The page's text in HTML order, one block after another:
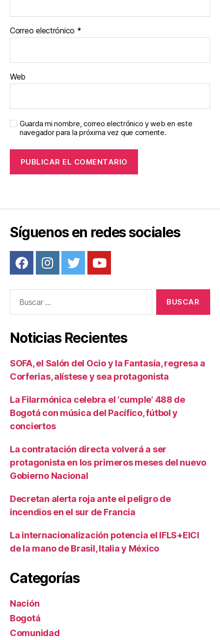
Correo electrónico *
Web
Guarda mi nombre, correo electrónico y web en este
navegador para la próxima vez que comente.
Síguenos en redes sociales
Noticias Recientes
SOFA, el Salón del Ocio y la Fantasía, regresa a
Corferias, alístese y sea protagonista
La Filarmónica celebra el ‘cumple’ 488 de
Bogotá con música del Pacífico, fútbol y
conciertos
La contratación directa volverá a ser
protagonista en los primeros meses del nuevo
Gobierno Nacional
Decretan alerta roja ante el peligro de
incendios en el sur de Francia
La internacionalización potencia el IFLS+EICI
de la mano de Brasil, Italia y México
Categorías
Nación
Bogotá
Comunidad